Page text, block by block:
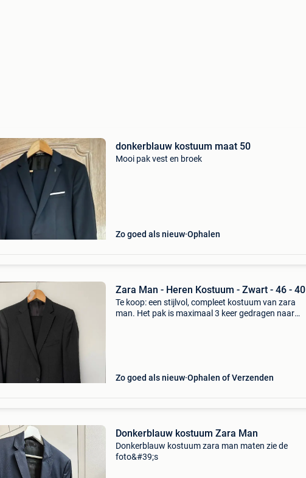
donkerblauw kostuum maat 50
Mooi pak vest en broek
Zo goed als nieuw Ophalen
Zara Man - Heren Kostuum - Zwart - 46 - 40
Te koop: een stijlvol, compleet kostuum van zara
man. Het pak is maximaal 3 keer gedragen naar
Zo goed als nieuw Ophalen of Verzenden
Donkerblauw kostuum Zara Man
Donkerblauw kostuum zara man maten zie de
foto&#39;s